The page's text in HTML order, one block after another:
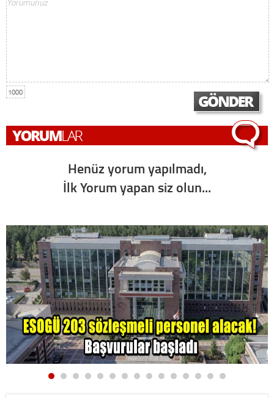
1000
Henüz yorum yapılmadı,
İlk Yorum yapan siz olun...